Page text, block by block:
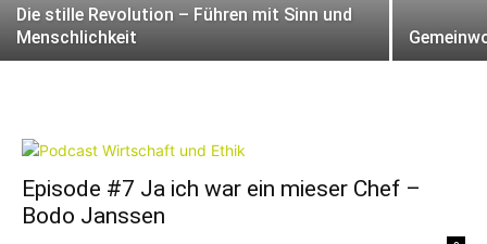
Die stille Revolution – Führen mit Sinn und
Menschlichkeit
Episode #7 Ja ich war ein mieser Chef –
Bodo Janssen